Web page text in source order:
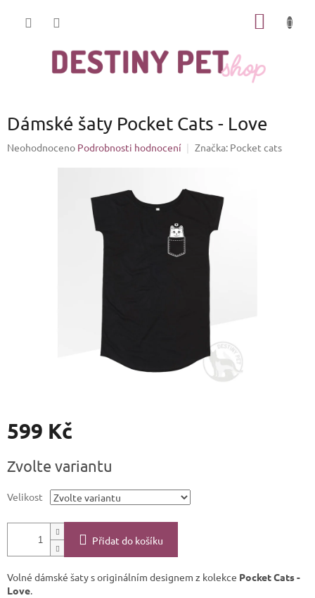
Dámské šaty Pocket Cats - Love
Průměrné
Neohodnoceno Podrobnosti hodnocení Značka: Pocket cats
599 Kč
cena:
Zvolte variantu
Velikost
Přidat do košíku
Volné dámské šaty s originálním designem z kolekce Pocket Cats -
Love.